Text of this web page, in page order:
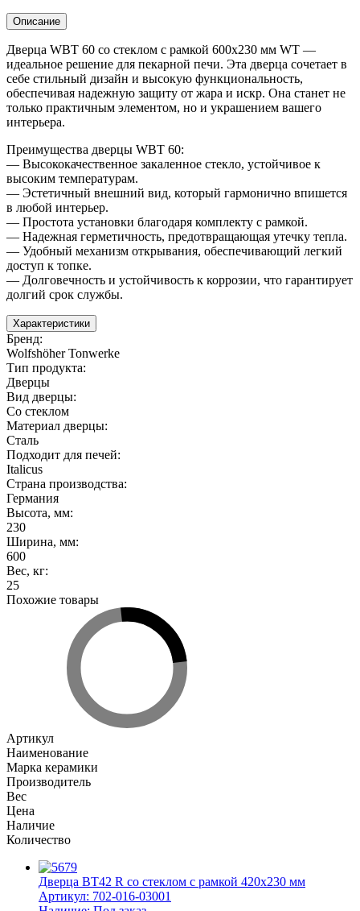
Описание
Дверца WВТ 60 со стеклом с рамкой 600х230 мм WT —
идеальное решение для пекарной печи. Эта дверца сочетает в
себе стильный дизайн и высокую функциональность,
обеспечивая надежную защиту от жара и искр. Она станет не
только практичным элементом, но и украшением вашего
интерьера.
Преимущества дверцы WВТ 60:
— Высококачественное закаленное стекло, устойчивое к
высоким температурам.
— Эстетичный внешний вид, который гармонично впишется
в любой интерьер.
— Простота установки благодаря комплекту с рамкой.
— Надежная герметичность, предотвращающая утечку тепла.
— Удобный механизм открывания, обеспечивающий легкий
доступ к топке.
— Долговечность и устойчивость к коррозии, что гарантирует
долгий срок службы.
Характеристики
Бренд:
Wolfshöher Tonwerke
Тип продукта:
Дверцы
Вид дверцы:
Со стеклом
Материал дверцы:
Сталь
Подходит для печей:
Italicus
Страна производства:
Германия
Высота, мм:
230
Ширина, мм:
600
Вес, кг:
25
Похожие товары
Артикул
Наименование
Марка керамики
Производитель
Вес
Цена
Наличие
Количество
Дверца ВТ42 R со стеклом с рамкой 420х230 мм
Артикул: 702-016-03001